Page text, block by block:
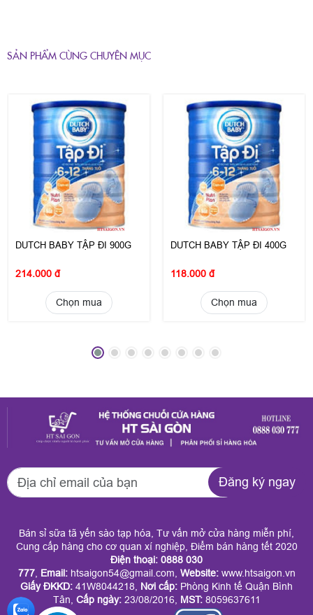
SẢN PHẨM CÙNG CHUYÊN MỤC
DUTCH BABY TẬP ĐI 900G
214.000 đ
Chọn mua
DUTCH BABY TẬP ĐI 400G
118.000 đ
Chọn mua
Đăng ký ngay
Bán sỉ sữa tã yến sào tạp hóa, Tư vấn mở cửa hàng miễn phí,
Cung cấp hàng cho cơ quan xí nghiệp, Điểm bán hàng tết 2020
Điện thoại: 0888 030
777, Email:htsaigon54@gmail.com, Website:www.htsaigon.vn
Giấy ĐKKD: 41W8044218, Nơi cấp: Phòng Kinh tế Quận Bình
Tân, Cấp ngày:23/08/2016, MST:8059637611